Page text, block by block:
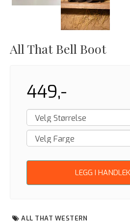
All That Bell Boot
449,-
LEGG I
ALL THAT WESTERN